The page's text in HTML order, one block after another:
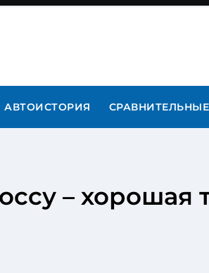
АВТОИСТОРИЯ
– хорошая